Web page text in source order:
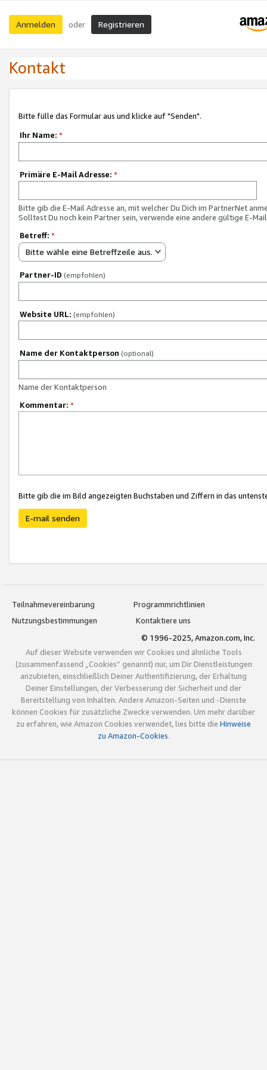
Anmelden oder Registrieren
Kontakt
Bitte fülle das Formular aus und klicke auf "Senden".
Ihr Name: *
Primäre E-Mail Adresse: *
Bitte gib die E-Mail Adresse an, mit welcher Du Dich im PartnerNet
Solltest Du noch kein Partner sein, verwende eine andere gültige E-
Betreff: *
Bitte wähle eine Betreffzeile aus.
Partner-ID (empfohlen)
Website URL: (empfohlen)
Name der Kontaktperson (optional)
Name der Kontaktperson
Kommentar: *
Bitte gib die im Bild angezeigten Buchstaben und Ziffern in das
E-mail senden
Teilnahmevereinbarung
Programmrichtlinien
Nutzungsbestimmungen
Kontaktiere uns
© 1996-2025, Amazon.com, Inc.
Auf dieser Website verwenden wir Cookies und ähnliche Tools
(zusammenfassend „Cookies“ genannt) nur, um Dir Dienstleistungen
anzubieten, einschließlich Deiner Authentifizierung, der Erhaltung
Deiner Einstellungen, der Verbesserung der Sicherheit und der
Bereitstellung von Inhalten. Andere Amazon-Seiten und -Dienste
können Cookies für zusätzliche Zwecke verwenden. Um mehr darüber
zu erfahren, wie Amazon Cookies verwendet, lies bitte die Hinweise
zu Amazon-Cookies.